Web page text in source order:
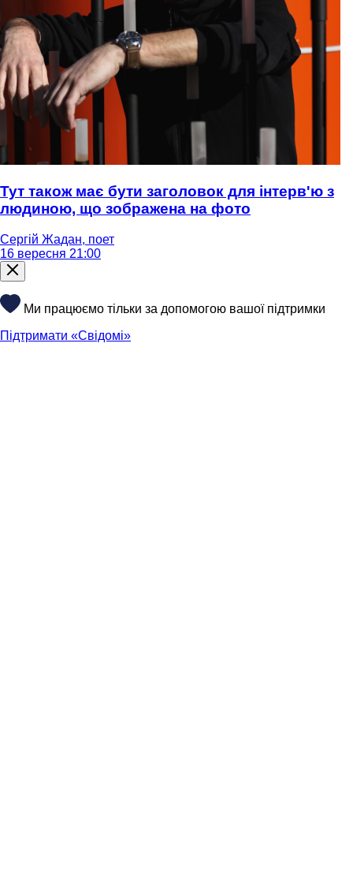
Тут також має бути заголовок для інтерв'ю з
людиною, що зображена на фото
Сергій Жадан, поет
16 вересня 21:00
Ми працюємо тільки за допомогою вашої підтримки
Підтримати «Свідомі»